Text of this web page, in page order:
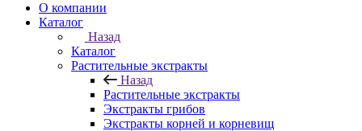
О компании
Каталог
Назад
Каталог
Растительные экстракты
Назад
Растительные экстракты
Экстракты грибов
Экстракты корней и корневищ